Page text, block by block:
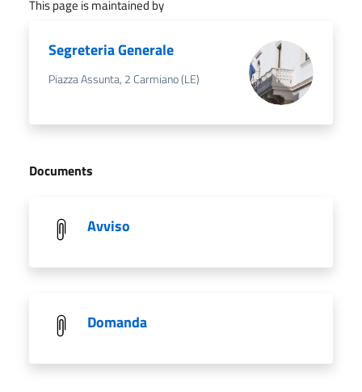
This page is maintained by
Segreteria Generale
Piazza Assunta, 2 Carmiano (LE)
Documents
Avviso
Domanda